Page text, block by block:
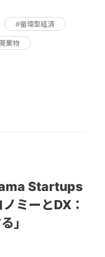
#循環型経済
棄物
Startups
ミーとDX：
」